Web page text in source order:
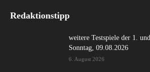
Redaktionstipp
weitere Testspiele der 1.
Sonntag, 09.08.2026
6. August 2026